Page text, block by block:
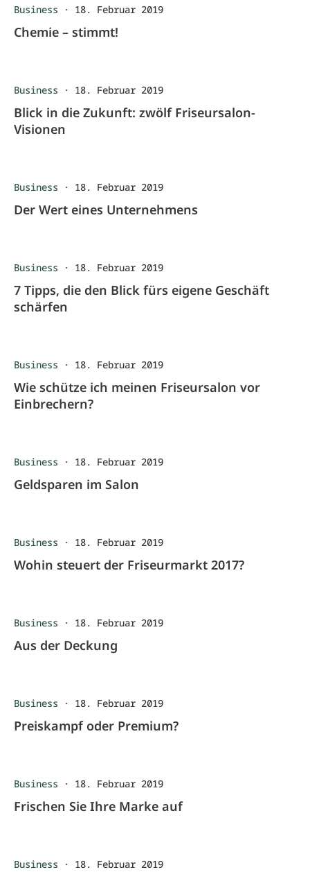
Business · 18. Februar 2019
Chemie – stimmt!
Business · 18. Februar 2019
Blick in die Zukunft: zwölf Friseursalon-
Visionen
Business · 18. Februar 2019
Der Wert eines Unternehmens
Business · 18. Februar 2019
7 Tipps, die den Blick fürs eigene Geschäft
schärfen
Business · 18. Februar 2019
Wie schütze ich meinen Friseursalon vor
Einbrechern?
Business · 18. Februar 2019
Geldsparen im Salon
Business · 18. Februar 2019
Wohin steuert der Friseurmarkt 2017?
Business · 18. Februar 2019
Aus der Deckung
Business · 18. Februar 2019
Preiskampf oder Premium?
Business · 18. Februar 2019
Frischen Sie Ihre Marke auf
Business · 18. Februar 2019